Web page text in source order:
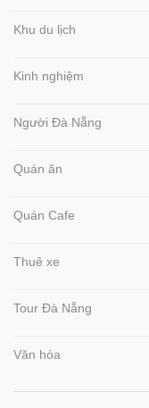
Khu du lịch
Kinh nghiệm
Người Đà Nẵng
Quán ăn
Quán Cafe
Thuê xe
Tour Đà Nẵng
Văn hóa